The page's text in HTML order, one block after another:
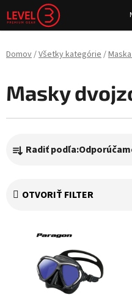
Prejsť na obsah
Domov/Všetky kategórie/
Masky
Radiť podľa:
OTVORIŤ FILTER
Výpis produktov